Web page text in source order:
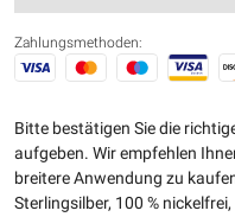
Zahlungsmethoden:
Bitte bestätigen Sie die
aufgeben. Wir empfehlen
breitere Anwendung zu
Sterlingsilber, 100 %